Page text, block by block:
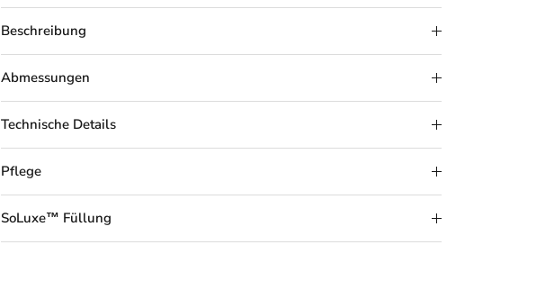
Beschreibung
Abmessungen
Technische Details
Pflege
SoLuxe™ Füllung